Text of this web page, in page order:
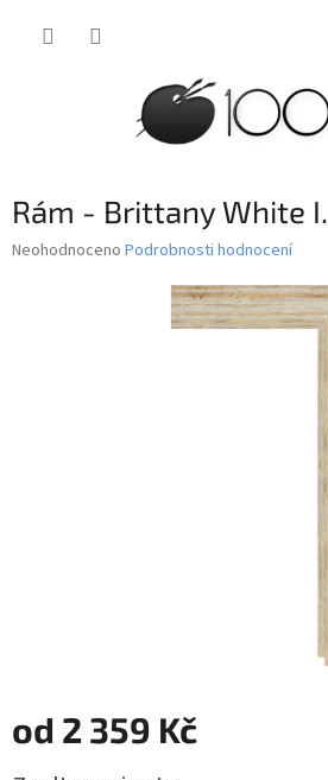
Rám - Brittany White I.
Průměrné
Neohodnoceno Podrobnosti hodnocení
od 2 359 Kč